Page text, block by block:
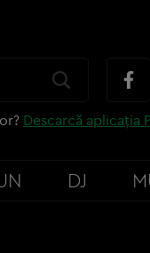
Descarcă aplicația
DJ